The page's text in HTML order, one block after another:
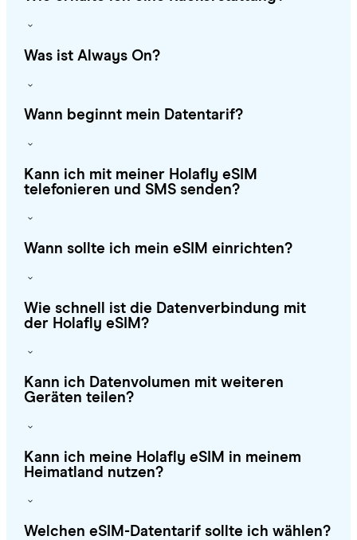
Was ist Always On?
Wann beginnt mein Datentarif?
Kann ich mit meiner Holafly eSIM
telefonieren und SMS senden?
Wann sollte ich mein eSIM einrichten?
Wie schnell ist die Datenverbindung mit
der Holafly eSIM?
Kann ich Datenvolumen mit weiteren
Geräten teilen?
Kann ich meine Holafly eSIM in meinem
Heimatland nutzen?
Welchen eSIM-Datentarif sollte ich wählen?